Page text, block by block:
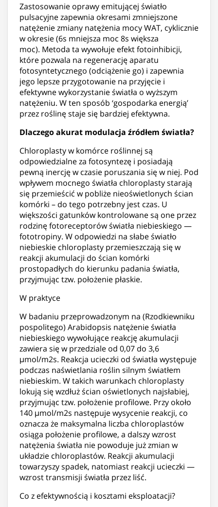
Zastosowanie oprawy emitującej światło
pulsacyjne zapewnia okresami zmniejszone
natężenie zmiany natężenia mocy WAT, cyklicznie
w okresie (6s mniejsza moc 8s większa
moc). Metoda ta wywołuje efekt fotoinhibicji,
które pozwala na regenerację aparatu
fotosyntetycznego (odciążenie go) i zapewnia
jego lepsze przygotowanie na przyjęcie i
efektywne wykorzystanie światła o wyższym
natężeniu. W ten sposób ‘gospodarka energią’
przez roślinę staje się bardziej efektywna.
Dlaczego akurat modulacja źródłem światła?
Chloroplasty w komórce roślinnej są
odpowiedzialne za fotosyntezę i posiadają
pewną inercję w czasie poruszania się w niej. Pod
wpływem mocnego światła chloroplasty starają
się przemieścić w pobliże nieoświetlonych ścian
komórki – do tego potrzebny jest czas. U
większości gatunków kontrolowane są one przez
rodzinę fotoreceptorów światła niebieskiego —
fototropiny. W odpowiedzi na słabe światło
niebieskie chloroplasty przemieszczają się w
reakcji akumulacji do ścian komórki
prostopadłych do kierunku padania światła,
przyjmując tzw. położenie płaskie.
W praktyce
W badaniu przeprowadzonym na (Rzodkiewniku
pospolitego) Arabidopsis natężenie światła
niebieskiego wywołujące reakcję akumulacji
zawiera się w przedziale od 0,07 do 3,6
μmol/m2s. Reakcja ucieczki od światła występuje
podczas naświetlania roślin silnym światłem
niebieskim. W takich warunkach chloroplasty
lokują się wzdłuż ścian oświetlonych najsłabiej,
przyjmując tzw. położenie profilowe. Przy około
140 μmol/m2s następuje wysycenie reakcji, co
oznacza że maksymalna liczba chloroplastów
osiąga położenie profilowe, a dalszy wzrost
natężenia światła nie powoduje już zmian w
układzie chloroplastów. Reakcji akumulacji
towarzyszy spadek, natomiast reakcji ucieczki —
wzrost transmisji światła przez liść.
Co z efektywnością i kosztami eksploatacji?